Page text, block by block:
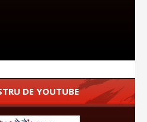
DE YOUTUBE